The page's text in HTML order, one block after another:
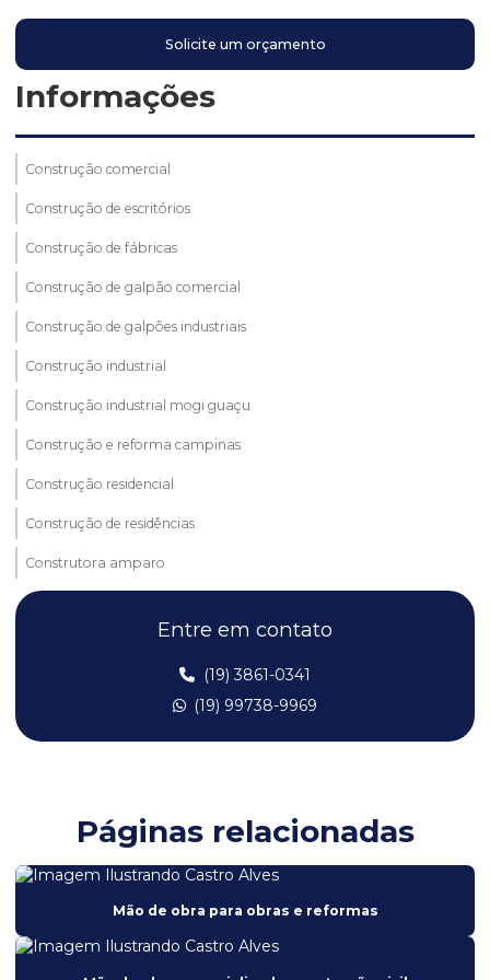
Solicite um orçamento
Informações
Construção comercial
Construção de escritórios
Construção de fábricas
Construção de galpão comercial
Construção de galpões industriais
Construção industrial
Construção industrial mogi guaçu
Construção e reforma campinas
Construção residencial
Construção de residências
Construtora amparo
Construtora em araras sp
Construtora campinas
Construtora de casas em sp
Construtora mogi mirim
Construtora em sp
Edificação industrial
Empresa de construção civil
Entre em contato
(19) 3861-0341
(19) 99738-9969
Páginas relacionadas
Mão de obra para obras e reformas